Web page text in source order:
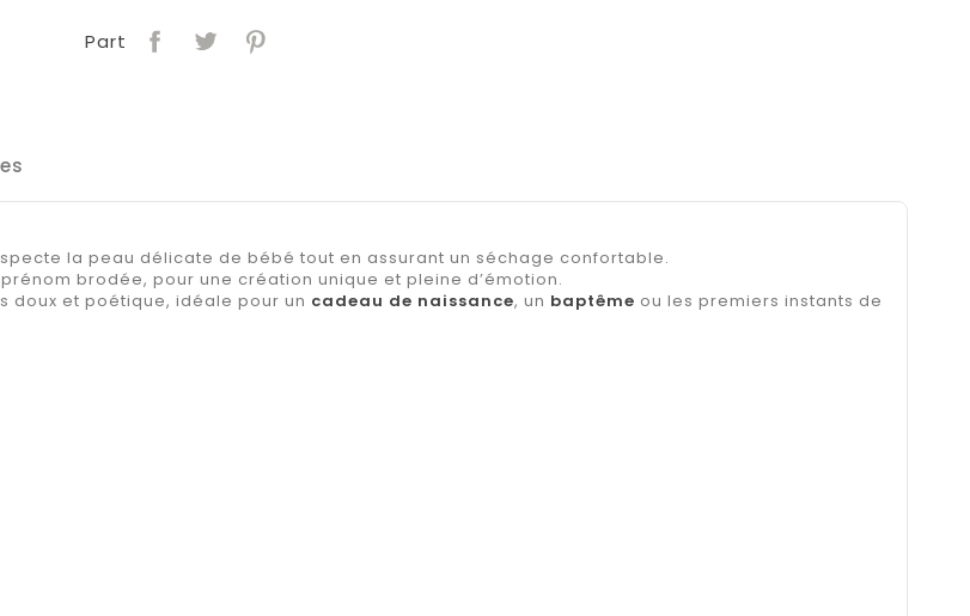
Part
la peau délicate de bébé tout en assurant un séchage confortable.
brodée, pour une création unique et pleine d’émotion.
doux et poétique, idéale pour un cadeau de naissance, un baptême ou les premiers instants de